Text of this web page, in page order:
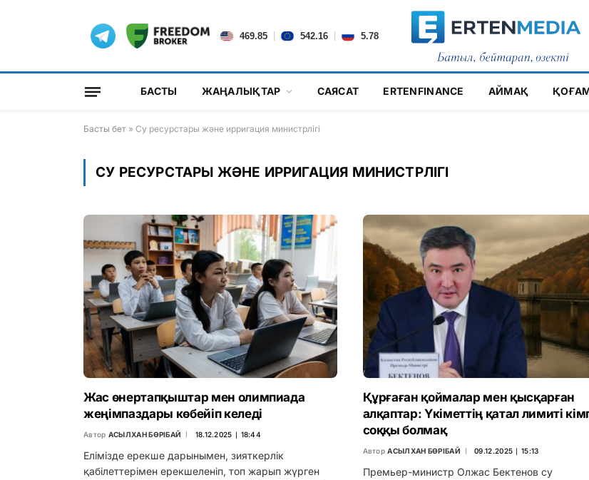
469.85 542.16 5.78
БАСТЫ ЖАҢАЛЫҚТАР САЯСАТ ERTENFINANCE АЙМАҚ
Басты бет » Су ресурстары және ирригация министрлігі
СУ РЕСУРСТАРЫ ЖӘНЕ ИРРИГАЦИЯ МИНИСТРЛІГІ
Жас өнертапқыштар мен олимпиада
жеңімпаздары көбейіп келеді
Автор АСЫЛХАН БӨРІБАЙ 18.12.2025 ∣ 18:44
Елімізде ерекше дарынымен, зияткерлік
қабілеттерімен ерекшеленіп, топ жарып жүрген
Құрғаған қоймалар мен қысқарған
алқаптар: Үкіметтің қатал лимиті
соққы болмақ
Автор АСЫЛХАН БӨРІБАЙ 09.12.2025 ∣ 15:13
Премьер-министр Олжас Бектенов су